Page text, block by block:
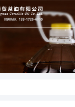
400-018-2699